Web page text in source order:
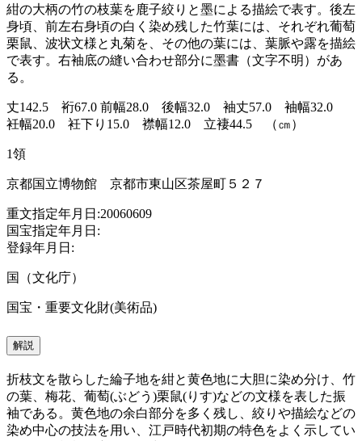
紺の大柄の竹の枝葉を鹿子絞りと墨による描絵で表す。後左
身頃、前左右身頃の白く染め残した竹葉には、それぞれ葡萄
栗鼠、波状文様と丸菊を、その他の葉には、葉脈や露を描絵
で表す。右袖底の縫い合わせ部分に墨書（文字不明）があ
る。
丈142.5 裄67.0 前幅28.0 後幅32.0 袖丈57.0 袖幅32.0
衽幅20.0 衽下り15.0 襟幅12.0 立褄44.5 （㎝）
1領
京都国立博物館 京都市東山区茶屋町５２７
重文指定年月日:20060609
国宝指定年月日:
登録年月日:
国（文化庁）
国宝・重要文化財(美術品)
解説
折枝文を散らした綸子地を紺と黄色地に大胆に染め分け、竹
の葉、梅花、葡萄(ぶどう)栗鼠(りす)などの文様を表した振
袖である。黄色地の余白部分を多く残し、絞りや描絵などの
染め中心の技法を用い、江戸時代初期の特色をよく示してい